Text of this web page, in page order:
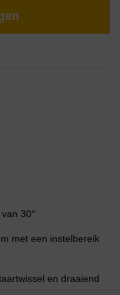
30°
met een instelbereik
en draaiend